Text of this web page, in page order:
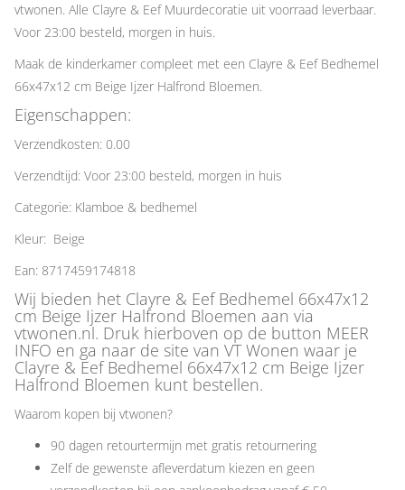
vtwonen. Alle Clayre & Eef Muurdecoratie uit voorraad leverbaar.
Voor 23:00 besteld, morgen in huis.
Maak de kinderkamer compleet met een Clayre & Eef Bedhemel
66x47x12 cm Beige Ijzer Halfrond Bloemen.
Eigenschappen:
Verzendkosten: 0.00
Verzendtijd: Voor 23:00 besteld, morgen in huis
Categorie: Klamboe & bedhemel
Kleur: Beige
Ean: 8717459174818
Wij bieden het Clayre & Eef Bedhemel 66x47x12
cm Beige Ijzer Halfrond Bloemen aan via
vtwonen.nl. Druk hierboven op de button MEER
INFO en ga naar de site van VT Wonen waar je
Clayre & Eef Bedhemel 66x47x12 cm Beige Ijzer
Halfrond Bloemen kunt bestellen.
Waarom kopen bij vtwonen?
90 dagen retourtermijn met gratis retournering
Zelf de gewenste afleverdatum kiezen en geen